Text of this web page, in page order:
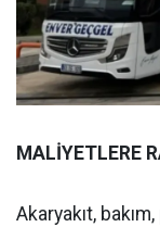
MALİYETLERE
Akaryakıt,